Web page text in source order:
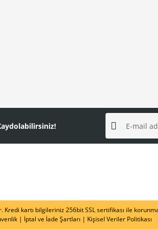
Kredi kartı bilgileriniz 256bit SSL sertifikası ile
| İptal ve İade Şartları | Kişisel Veriler Politikası